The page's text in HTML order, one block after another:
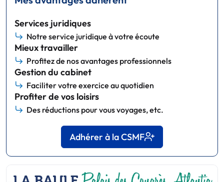
Services juridiques
Notre service juridique à votre écoute
Mieux travailler
Profitez de nos avantages professionnels
Gestion du cabinet
Faciliter votre exercice au quotidien
Profiter de vos loisirs
Des réductions pour vous voyages, etc.
Adhérer à la CSMF